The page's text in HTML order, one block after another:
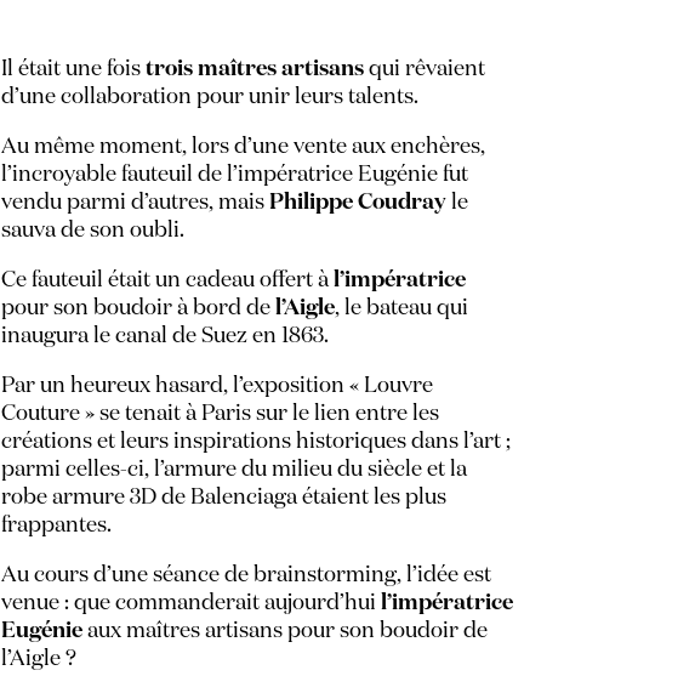
Il était une fois trois maîtres artisans qui rêvaient
d’une collaboration pour unir leurs talents.
Au même moment, lors d’une vente aux enchères,
l’incroyable fauteuil de l’impératrice Eugénie fut
vendu parmi d’autres, mais Philippe Coudray le
sauva de son oubli.
Ce fauteuil était un cadeau offert à l’impératrice
pour son boudoir à bord de l’Aigle, le bateau qui
inaugura le canal de Suez en 1863.
Par un heureux hasard, l’exposition « Louvre
Couture » se tenait à Paris sur le lien entre les
créations et leurs inspirations historiques dans l’art ;
parmi celles-ci, l’armure du milieu du siècle et la
robe armure 3D de Balenciaga étaient les plus
frappantes.
Au cours d’une séance de brainstorming, l’idée est
venue : que commanderait aujourd’hui l’impératrice
Eugénie aux maîtres artisans pour son boudoir de
l’Aigle ?